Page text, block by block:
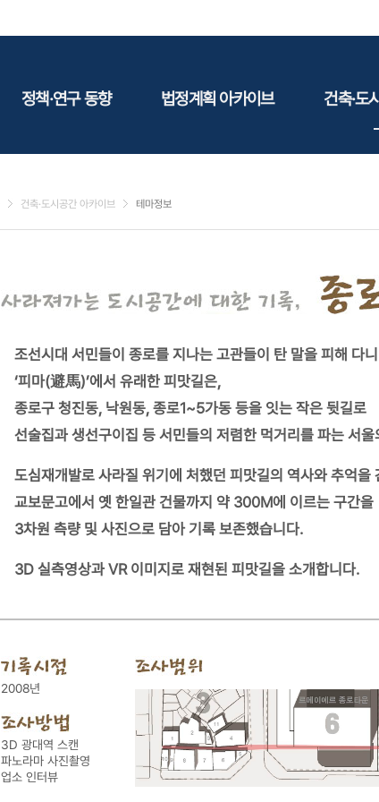
정책·연구 동향
연구동향
법정계획 아카이브
에너지
산림/농림/수산
문화
사회복지
건축·도
건축·도시공간 아카이브 테마정보
조선시대 서민들이 종로를 지나는 고관들이 탄 말을 피해 다
‘피마(避馬)’에서 유래한 피맛길은,
종로구 청진동, 낙원동, 종로1~5가동 등을 잇는 작은 뒷길로
선술집과 생선구이집 등 서민들의 저렴한 먹거리를 파는 서
도심재개발로 사라질 위기에 처했던 피맛길의 역사와 추억을
교보문고에서 옛 한일관 건물까지 약 300M에 이르는 구간을
3차원 측량 및 사진으로 담아 기록 보존했습니다.
3D 실측영상과 VR 이미지로 재현된 피맛길을 소개합니다.
2008년
3D 광대역 스캔
파노라마 사진촬영
업소 인터뷰